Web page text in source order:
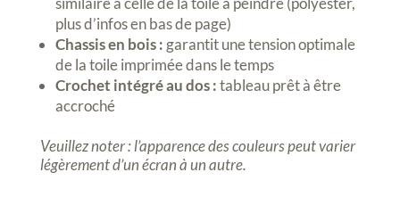
plus d’infos en bas de page)
Chassis en bois : garantit une tension optimale
de la toile imprimée dans le temps
Crochet intégré au dos :tableau prêt à être
accroché
Veuillez noter : l’apparence des couleurs peut varier
légèrement d’un écran à un autre.